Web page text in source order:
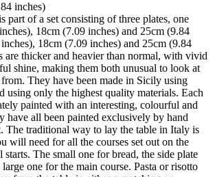
inches)
part of a set consisting of three plates, one
18cm (7.09 inches) and 25cm (9.84
18cm (7.09 inches) and 25cm (9.84
are thicker and heavier than normal, with vivid
shine, making them both unusual to look at
They have been made in Sicily using
using only the highest quality materials. Each
painted with an interesting, colourful and
have all been painted exclusively by hand
The traditional way to lay the table in Italy is
will need for all the courses set out on the
starts. The small one for bread, the side plate
one for the main course. Pasta or risotto